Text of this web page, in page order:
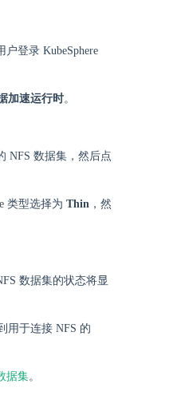
户登录 KubeSphere
加速运行时。
NFS 数据集，然后点
类型选择为 Thin ，然
数据集的状态将显
用于连接 NFS 的
据集。